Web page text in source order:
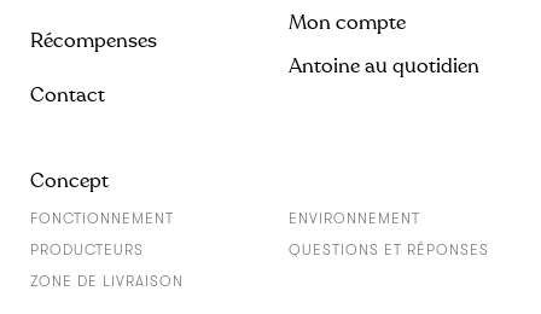
Récompenses
Contact
Mon compte
Antoine au quotidien
Concept
FONCTIONNEMENT
ENVIRONNEMENT
PRODUCTEURS
QUESTIONS ET RÉPONSES
ZONE DE LIVRAISON